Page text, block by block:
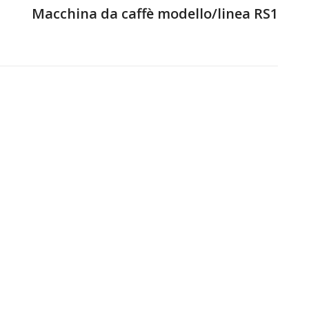
Macchina da caffè modello/linea RS1